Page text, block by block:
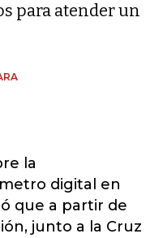
para atender un
la
digital en
que a partir de
junto a la Cruz